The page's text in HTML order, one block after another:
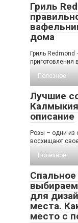
Гриль
дома
Гриль
приготовления
Полезное
Лучшие
описание
Розы – одни из
восхищают
Полезное
Спальное
выбираем
для
места.
место с